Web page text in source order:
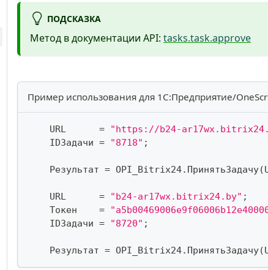
ПОДСКАЗКА
Метод в документации API: tasks.task.approve
Пример использования для 1С:Предприятие/
    URL
= "https://b24-
    IDЗадачи
= "8718" ;
    Результат
= OPI_Bitrix24. ПринятьЗадачу(
    URL
= "b24-ar17wx.bitrix24.by" ;
    Токен
=
    IDЗадачи
= "8720" ;
    Результат
= OPI_Bitrix24. ПринятьЗадачу(